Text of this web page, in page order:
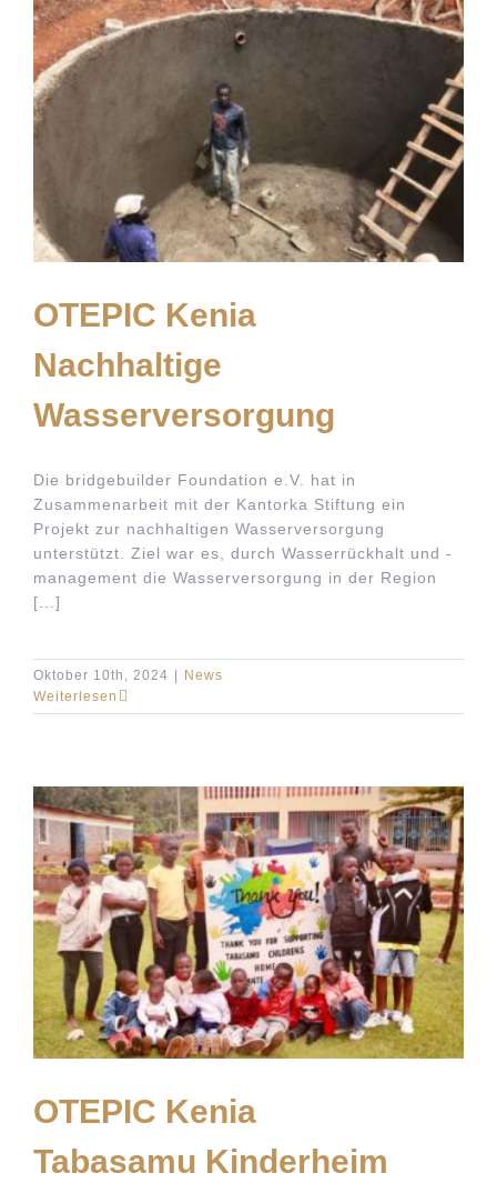
OTEPIC Kenia
Nachhaltige
Wasserversorgung
Die bridgebuilder Foundation e.V. hat in
Zusammenarbeit mit der Kantorka Stiftung ein
Projekt zur nachhaltigen Wasserversorgung
unterstützt. Ziel war es, durch Wasserrückhalt und -
management die Wasserversorgung in der Region
[...]
Oktober 10th, 2024
News
Weiterlesen
OTEPIC Kenia
Tabasamu Kinderheim